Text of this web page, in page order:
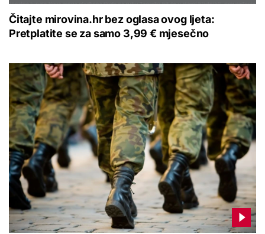
Čitajte mirovina.hr bez oglasa ovog ljeta:
Pretplatite se za samo 3,99 € mjesečno